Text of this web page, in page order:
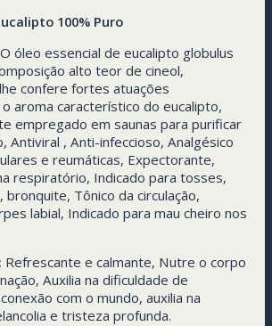
100% Puro
O óleo essencial de eucalipto globulus
alto teor de cineol,
confere fortes atuações
aroma característico do eucalipto,
empregado em saunas para purificar
Antiviral , Anti-infeccioso, Analgésico
e reumáticas, Expectorante,
respiratório, Indicado para tosses,
Tônico da circulação,
labial, Indicado para mau cheiro nos
Refrescante e calmante, Nutre o corpo
Auxilia na dificuldade de
com o mundo, auxilia na
e tristeza profunda.